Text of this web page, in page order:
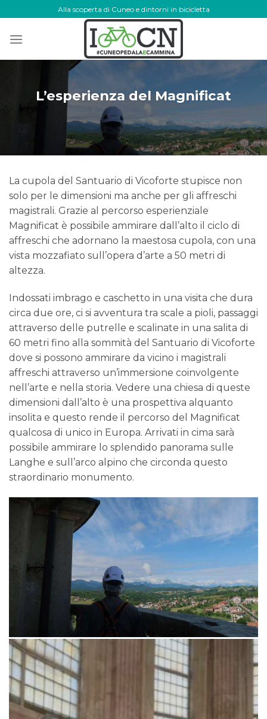
to
content
Alla scoperta di Cuneo e dintorni in bicicletta
L’esperienza del Magnificat
La cupola del Santuario di Vicoforte stupisce non
solo per le dimensioni ma anche per gli affreschi
magistrali. Grazie al percorso esperienziale
Magnificat è possibile ammirare dall’alto il ciclo di
affreschi che adornano la maestosa cupola, con una
vista mozzafiato sull’opera d’arte a 50 metri di
altezza.
Indossati imbrago e caschetto in una visita che dura
circa due ore, ci si avventura tra scale a pioli, passaggi
attraverso delle putrelle e scalinate in una salita di
60 metri fino alla sommità del Santuario di Vicoforte
dove si possono ammirare da vicino i magistrali
affreschi attraverso un’immersione coinvolgente
nell’arte e nella storia. Vedere una chiesa di queste
dimensioni dall’alto è una prospettiva alquanto
insolita e questo rende il percorso del Magnificat
qualcosa di unico in Europa. Arrivati in cima sarà
possibile ammirare lo splendido panorama sulle
Langhe e sull’arco alpino che circonda questo
straordinario monumento.